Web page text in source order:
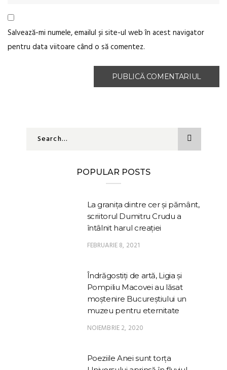
Salvează-mi numele, emailul și site-ul web în acest navigator
pentru data viitoare când o să comentez.
POPULAR POSTS
La granița dintre cer și pământ,
scriitorul Dumitru Crudu a
întâlnit harul creației
FEBRUARIE 8, 2021
Îndrăgostiți de artă, Ligia și
Pompiliu Macovei au lăsat
moștenire Bucureștiului un
muzeu pentru eternitate
NOIEMBRIE 2, 2020
Poeziile Anei sunt torța